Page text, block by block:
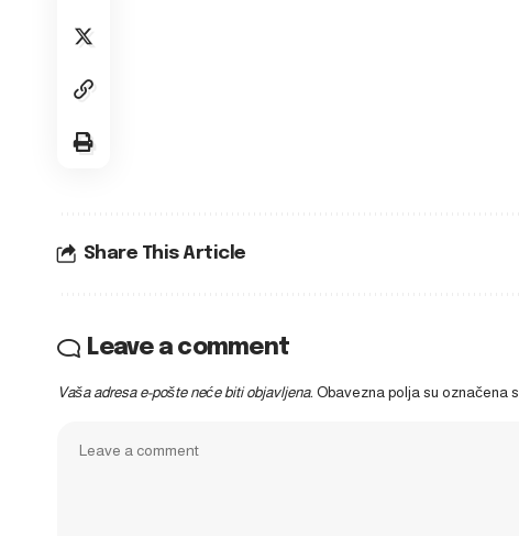
Share This Article
Leave a comment
Vaša adresa e-pošte neće biti objavljena. Obavezna polja su označena